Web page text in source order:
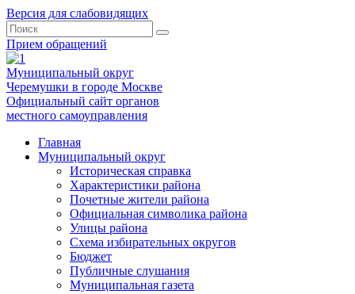
Версия для слабовидящих
Прием обращений
Муниципальный округ
Черемушки в городе Москве
Официальный сайт органов
местного самоуправления
Главная
Муниципальный округ
Историческая справка
Характеристики района
Почетные жители района
Официальная символика района
Улицы района
Схема избирательных округов
Бюджет
Публичные слушания
Муниципальная газета